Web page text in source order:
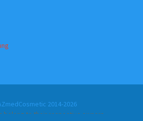
2014-2026
belong to their respective owners.